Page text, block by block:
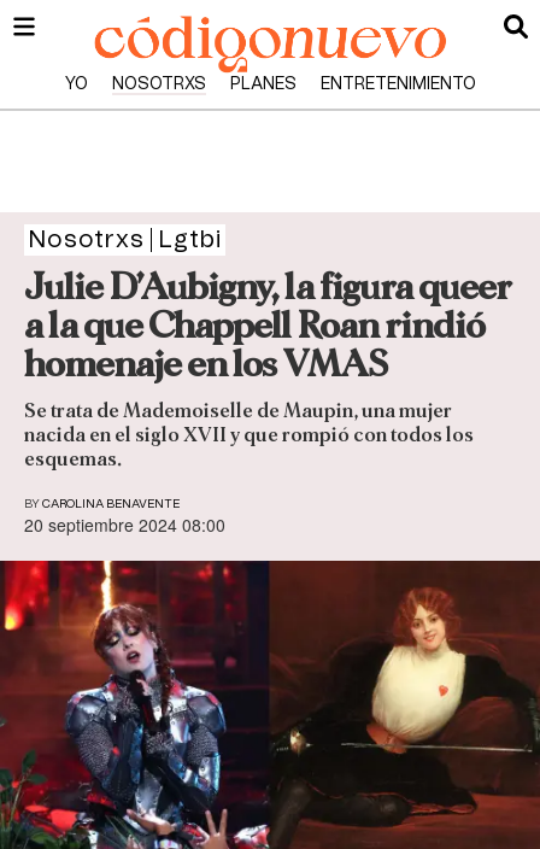
YO NOSOTRXS PLANES ENTRETENIMIENTO
Nosotrxs Lgtbi
Julie D’Aubigny, la figura queer
a la que Chappell Roan rindió
homenaje en los VMAS
Se trata de Mademoiselle de Maupin, una mujer
nacida en el siglo XVII y que rompió con todos los
esquemas.
BY CAROLINA BENAVENTE
20 septiembre 2024 08:00